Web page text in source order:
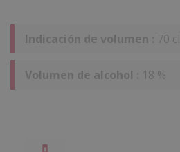
Indicación de volumen : 70 cl
Volumen de alcohol : 18 %